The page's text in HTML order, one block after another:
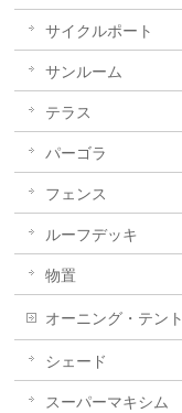
サイクルポート
サンルーム
テラス
パーゴラ
フェンス
ルーフデッキ
物置
オーニング・テント
シェード
スーパーマキシム